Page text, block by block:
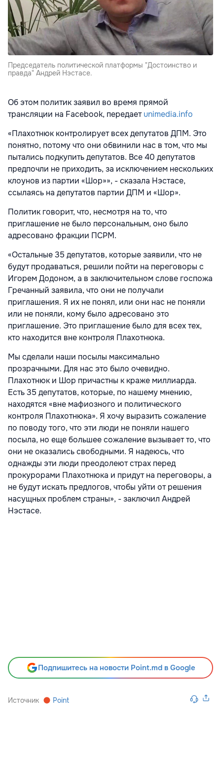
Председатель политической платформы "Достоинство и
правда" Андрей Нэстасе.
Об этом политик заявил во время прямой
трансляции на Facebook, передаетunimedia.info
«Плахотнюк контролирует всех депутатов ДПМ. Это
понятно, потому что они обвинили нас в том, что мы
пытались подкупить депутатов. Все 40 депутатов
предпочли не приходить, за исключением нескольких
клоунов из партии «Шор»», - сказала Нэстасе,
ссылаясь на депутатов партии ДПМ и «Шор».
Политик говорит, что, несмотря на то, что
приглашение не было персональным, оно было
адресовано фракции ПСРМ.
«Остальные 35 депутатов, которые заявили, что не
будут продаваться, решили пойти на переговоры с
Игорем Додоном, а в заключительном слове госпожа
Гречанный заявила, что они не получали
приглашения. Я их не понял, или они нас не поняли
или не поняли, кому было адресовано это
приглашение. Это приглашение было для всех тех,
кто находится вне контроля Плахотнюка.
Мы сделали наши посылы максимально
прозрачными. Для нас это было очевидно.
Плахотнюк и Шор причастны к краже миллиарда.
Есть 35 депутатов, которые, по нашему мнению,
находятся «вне мафиозного и политического
контроля Плахотнюка». Я хочу выразить сожаление
по поводу того, что эти люди не поняли нашего
посыла, но еще большее сожаление вызывает то, что
они не оказались свободными. Я надеюсь, что
однажды эти люди преодолеют страх перед
прокурорами Плахотнюка и придут на переговоры, а
не будут искать предлогов, чтобы уйти от решения
насущных проблем страны», - заключил Андрей
Нэстасе.
Подпишитесь на новости Point.md в Google
Источник Point